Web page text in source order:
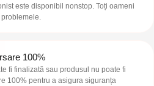
este disponibil nonstop. Toți oameni
100%
fi finalizată sau produsul nu poate fi
100% pentru a asigura siguranța